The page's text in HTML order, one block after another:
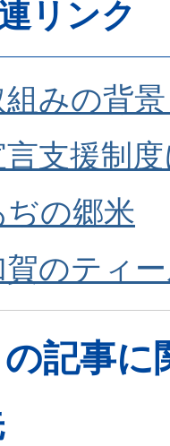
リンク
組みの背
言支援制
ぢの郷米
賀のティ
の記事に